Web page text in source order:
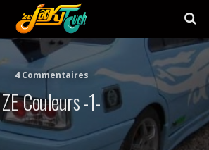
4 Commentaires
ZE Couleurs -1-